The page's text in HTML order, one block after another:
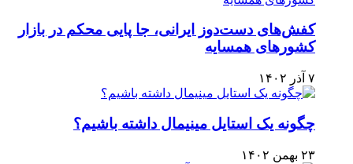
کفش‌های دست‌دوز ایرانی، جا پایی محکم در بازار
کشورهای همسایه
۷ آذر ۱۴۰۲
چگونه یک استایل مینیمال داشته باشیم؟
۲۳ بهمن ۱۴۰۲